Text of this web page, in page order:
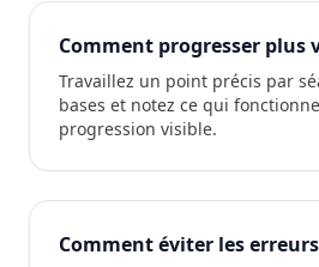
Comment progresser plus
Travaillez un point précis par
bases et notez ce qui
progression visible.
Comment éviter les